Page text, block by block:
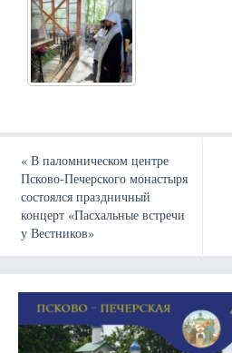
«В паломническом центре
Псково-Печерского монастыря
состоялся праздничный
концерт «Пасхальные встречи
у Вестников»